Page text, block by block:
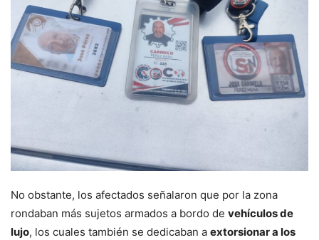
No obstante, los afectados señalaron que por la zona
rondaban más sujetos armados a bordo de vehículos de
lujo, los cuales también se dedicaban a extorsionar a los